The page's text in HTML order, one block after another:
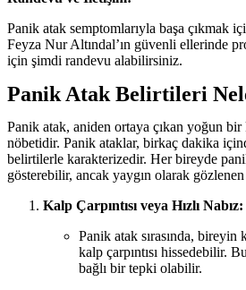
Panik atak semptomlarıyla başa çıkmak
Feyza Nur Altındal’ın güvenli ellerinde
için şimdi randevu alabilirsiniz.
Panik Atak Belirtileri
Panik atak, aniden ortaya çıkan yoğun
nöbetidir. Panik ataklar, birkaç dakika
belirtilerle karakterizedir. Her bireyde
gösterebilir, ancak yaygın olarak
Kalp Çarpıntısı veya Hızlı Nabız:
Panik atak sırasında, bireyin
kalp çarpıntısı hissedebilir.
bağlı bir tepki olabilir.